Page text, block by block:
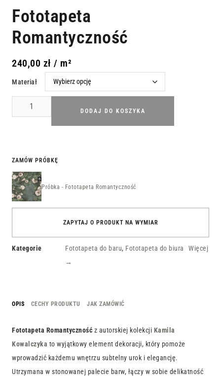
OPIS CECHY PRODUKTU JAK ZAMÓWIĆ
Fototapeta Romantyczność z autorskiej kolekcji Kamila
Kowalczyka to wyjątkowy element dekoracji, który pomoże
wprowadzić każdemu wnętrzu subtelny urok i elegancję.
Utrzymana w stonowanej palecie barw, łączy w sobie delikatność
Fototapeta
Romantyczność
240,00 zł / m²
Materiał
DODAJ DO KOSZYKA
ZAMÓW PRÓBKĘ
Próbka - Fototapeta Romantyczność
ZAPYTAJ O PRODUKT NA WYMIAR
Kategorie Fototapeta do baru, Fototapeta do biura
Więcej
→